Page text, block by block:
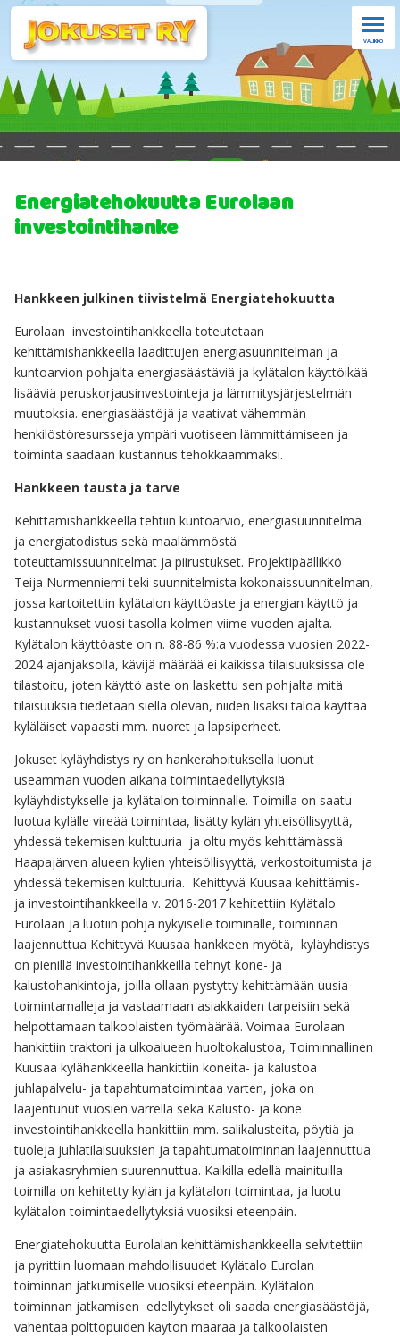
VALIKKO
Etusivu
Ajankohtaista
Uutiset ja uutisarkisto
Kylätalo Eurolan ja kyläyhdistyksen palvelut
Eurolan palveluhinnasto
Maraton
Hankkeet
Kyläsanomat
Elävää musiikkia ja karaokea
4H-kerho Eurolassa
Kuusaa-Jokelan kyläpartio
Tietoa kylistä
Kylien esittely
Valtakunnan XII virallinen kylähullu
Kylätoimikunnan tehtävä
Yhteystiedot
Energiatehokuutta Eurolaan
investointihanke
Hankkeen julkinen tiivistelmä Energiatehokuutta
Eurolaan investointihankkeella toteutetaan
kehittämishankkeella laadittujen energiasuunnitelman ja
kuntoarvion pohjalta energiasäästäviä ja kylätalon käyttöikää
lisääviä peruskorjausinvestointeja ja lämmitysjärjestelmän
muutoksia. energiasäästöjä ja vaativat vähemmän
henkilöstöresursseja ympäri vuotiseen lämmittämiseen ja
toiminta saadaan kustannus tehokkaammaksi.
Hankkeen tausta ja tarve
Kehittämishankkeella tehtiin kuntoarvio, energiasuunnitelma
ja energiatodistus sekä maalämmöstä
toteuttamissuunnitelmat ja piirustukset. Projektipäällikkö
Teija Nurmenniemi teki suunnitelmista kokonaissuunnitelman,
jossa kartoitettiin kylätalon käyttöaste ja energian käyttö ja
kustannukset vuosi tasolla kolmen viime vuoden ajalta.
Kylätalon käyttöaste on n. 88-86 %:a vuodessa vuosien 2022-
2024 ajanjaksolla, kävijä määrää ei kaikissa tilaisuuksissa ole
tilastoitu, joten käyttö aste on laskettu sen pohjalta mitä
tilaisuuksia tiedetään siellä olevan, niiden lisäksi taloa käyttää
kyläläiset vapaasti mm. nuoret ja lapsiperheet.
Jokuset kyläyhdistys ry on hankerahoituksella luonut
useamman vuoden aikana toimintaedellytyksiä
kyläyhdistykselle ja kylätalon toiminnalle. Toimilla on saatu
luotua kylälle vireää toimintaa, lisätty kylän yhteisöllisyyttä,
yhdessä tekemisen kulttuuria ja oltu myös kehittämässä
Haapajärven alueen kylien yhteisöllisyyttä, verkostoitumista ja
yhdessä tekemisen kulttuuria. Kehittyvä Kuusaa kehittämis-
ja investointihankkeella v. 2016-2017 kehitettiin Kylätalo
Eurolaan ja luotiin pohja nykyiselle toiminalle, toiminnan
laajennuttua Kehittyvä Kuusaa hankkeen myötä, kyläyhdistys
on pienillä investointihankkeilla tehnyt kone- ja
kalustohankintoja, joilla ollaan pystytty kehittämään uusia
toimintamalleja ja vastaamaan asiakkaiden tarpeisiin sekä
helpottamaan talkoolaisten työmäärää. Voimaa Eurolaan
hankittiin traktori ja ulkoalueen huoltokalustoa, Toiminnallinen
Kuusaa kylähankkeella hankittiin koneita- ja kalustoa
juhlapalvelu- ja tapahtumatoimintaa varten, joka on
laajentunut vuosien varrella sekä Kalusto- ja kone
investointihankkeella hankittiin mm. salikalusteita, pöytiä ja
tuoleja juhlatilaisuuksien ja tapahtumatoiminnan laajennuttua
ja asiakasryhmien suurennuttua. Kaikilla edellä mainituilla
toimilla on kehitetty kylän ja kylätalon toimintaa, ja luotu
kylätalon toimintaedellytyksiä vuosiksi eteenpäin.
Energiatehokuutta Eurolalan kehittämishankkeella selvitettiin
ja pyrittiin luomaan mahdollisuudet Kylätalo Eurolan
toiminnan jatkumiselle vuosiksi eteenpäin. Kylätalon
toiminnan jatkamisen edellytykset oli saada energiasäästöjä,
vähentää polttopuiden käytön määrää ja talkoolaisten